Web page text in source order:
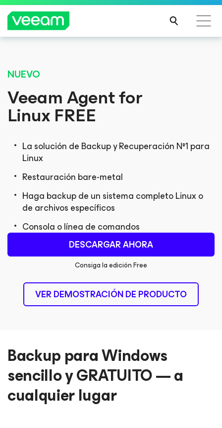
actualización de contenido de CrowdStrike
INFO
RMA
CIÓN
2025 Gartner
Veeam fue nombrado en lo más alto por su capacidad de
ejecución por sexta vez
consecutiva y como Líder por novena vez consecutiva.
OBTENER INFORME
NUEVO
Veeam Agentfor
LinuxFREE
La solución de Backup y Recuperación Nº1 para
Linux
Restauración bare-metal
Haga backup de un sistema completo Linux o
de archivos específicos
Consola o línea de comandos
DESCARGAR AHORA
Consiga la edición Free
VER DEMOSTRACIÓN DE PRODUCTO
Backup para Windows
sencillo y GRATUITO — a
cualquier lugar